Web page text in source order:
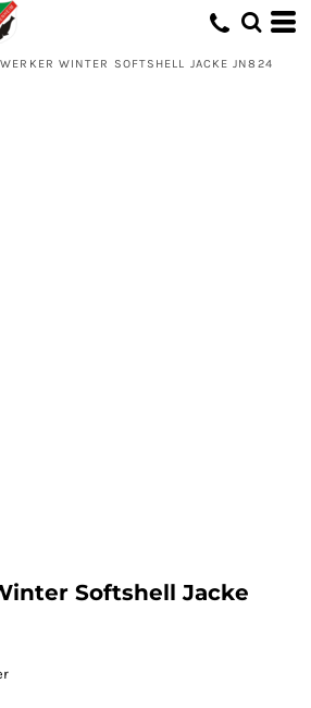
WINTER SOFTSHELL JACKE JN824
Softshell Jacke